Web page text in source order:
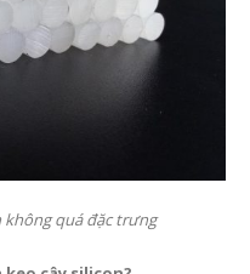
không quá đặc trưng